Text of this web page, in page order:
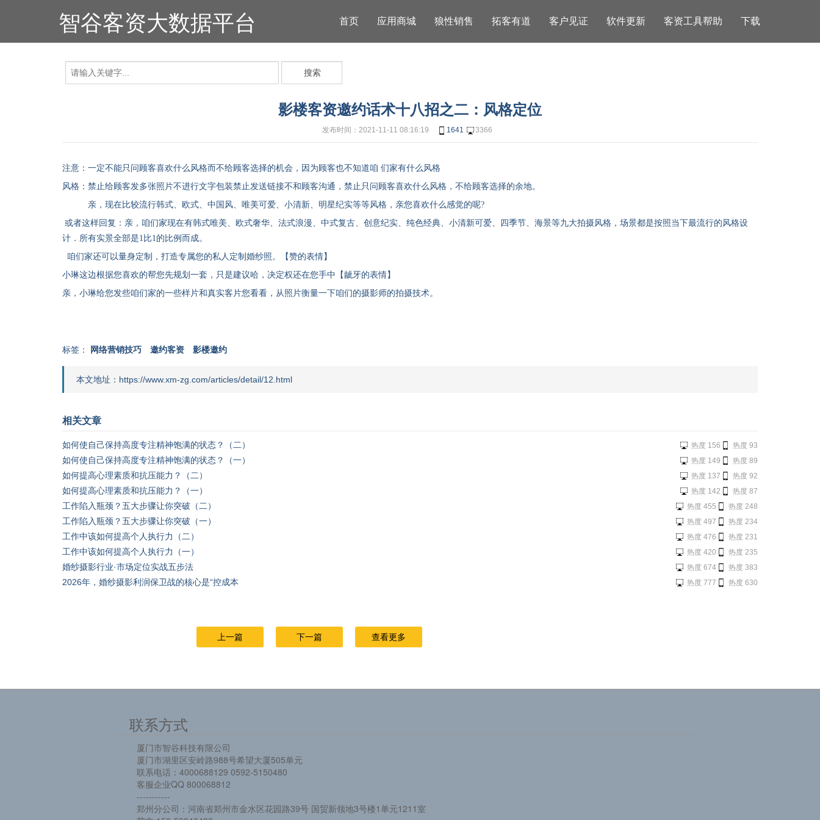
智谷客资大数据平台 首页 应用商城 狼性销售 拓客有道 客户见证 软件更新 客资工具帮助 下载
搜索
影楼客资邀约话术十八招之二：风格定位
发布时间：2021-11-11 08:16:19 1641 3366
注意：一定不能只问顾客喜欢什么风格而不给顾客选择的机会，因为顾客也不知道咱 们家有什么风格
风格：禁止给顾客发多张照片不进行文字包装禁止发送链接不和顾客沟通，禁止只问顾客喜欢什么风格，不给顾客选择的余地。
亲，现在比较流行韩式、欧式、中国风、唯美可爱、小清新、明星纪实等等风格，亲您喜欢什么感觉的呢?
或者这样回复：亲，咱们家现在有韩式唯美、欧式奢华、法式浪漫、中式复古、创意纪实、纯色经典、小清新可爱、四季节、海景等九大拍摄风格，场景都是按照当下最流行的风格设
计．所有实景全部是1比1的比例而成。
咱们家还可以量身定制，打造专属您的私人定制婚纱照。【赞的表情】
小琳这边根据您喜欢的帮您先规划一套，只是建议哈，决定权还在您手中【龇牙的表情】
亲，小琳给您发些咱们家的一些样片和真实客片您看看，从照片衡量一下咱们的摄影师的拍摄技术。
标签： 网络营销技巧 邀约客资 影楼邀约
本文地址：https://www.xm-zg.com/articles/detail/12.html
相关文章
如何使自己保持高度专注精神饱满的状态？（二） 热度 93
热度 156
如何使自己保持高度专注精神饱满的状态？（一） 热度 89
热度 149
如何提高心理素质和抗压能力？（二） 热度 92
热度 137
如何提高心理素质和抗压能力？（一） 热度 87
热度 142
工作陷入瓶颈？五大步骤让你突破（二） 热度 248
热度 455
工作陷入瓶颈？五大步骤让你突破（一） 热度 234
热度 497
工作中该如何提高个人执行力（二） 热度 231
热度 476
工作中该如何提高个人执行力（一） 热度 235
热度 420
婚纱摄影行业·市场定位实战五步法 热度 383
热度 674
2026年，婚纱摄影利润保卫战的核心是“控成本 热度 630
热度 777
上一篇 下一篇 查看更多
联系方式
厦门市智谷科技有限公司
厦门市湖里区安岭路988号希望大厦505单元
联系电话：4000688129 0592-5150480
客服企业QQ 800068812
-----------
郑州分公司：河南省郑州市金水区花园路39号 国贸新领地3号楼1单元1211室